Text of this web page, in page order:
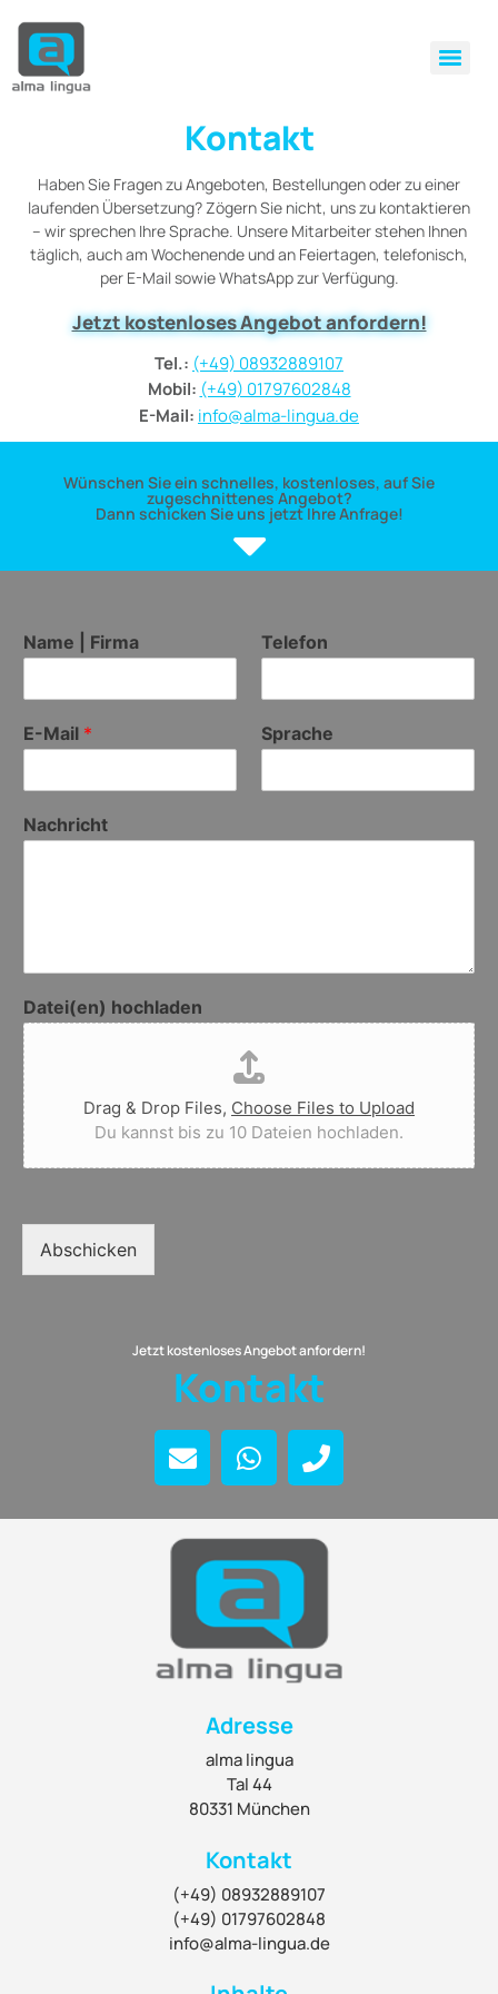
Kontakt
Haben Sie Fragen zu Angeboten, Bestellungen oder zu einer
laufenden Übersetzung? Zögern Sie nicht, uns zu kontaktieren
– wir sprechen Ihre Sprache. Unsere Mitarbeiter stehen Ihnen
täglich, auch am Wochenende und an Feiertagen, telefonisch,
per E-Mail sowie WhatsApp zur Verfügung.
Jetzt kostenloses Angebot anfordern!
Tel.: (+49) 08932889107
Mobil: (+49) 01797602848
E-Mail: info@alma-lingua.de
Wünschen Sie ein schnelles, kostenloses, auf Sie
zugeschnittenes Angebot?
Dann schicken Sie uns jetzt Ihre Anfrage!
Name | Firma Telefon
E-Mail * Sprache
Nachricht
Datei(en) hochladen
Drag & Drop Files, Choose Files to Upload
Du kannst bis zu 10 Dateien hochladen.
Abschicken
Jetzt kostenloses Angebot anfordern!
Kontakt
Adresse
alma lingua
Tal 44
80331 München
Kontakt
(+49) 08932889107
(+49) 01797602848
info@alma-lingua.de